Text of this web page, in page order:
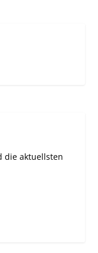
die aktuellsten